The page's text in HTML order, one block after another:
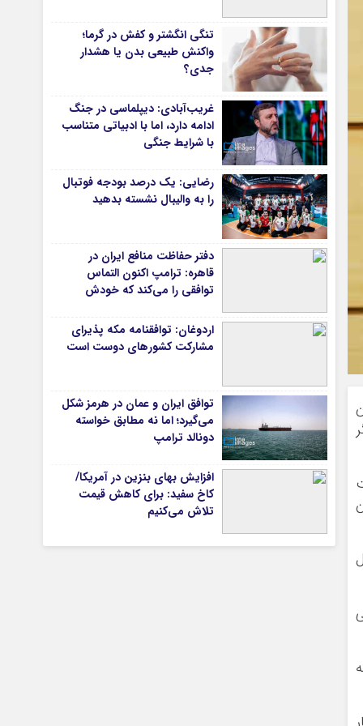
دانشگاه
آموزش و پرورش
بهداشت و درمان
سبک زندگی
حوادث، انتظامی
شهری و رفاهی
شهرداری و شورای شهر
*ماناسپهر
اطلاعیه
پیام تبریک ماناسپهر
پیوندهای سایت
تنگی انگشتر و کفش در گرما؛
واکنش طبیعی بدن یا هشدار
جدی؟
غریب‌آبادی: دیپلماسی در جنگ
ادامه دارد، اما با ادبیاتی متناسب
با شرایط جنگی
رضایی: یک درصد بودجه فوتبال
را به والیبال نشسته بدهید
دفتر حفاظت منافع ایران در
قاهره: ترامپ اکنون التماس
توافقی را می‌کند که خودش
اردوغان: توافقنامه مکه پذیرای
مشارکت کشورهای دوست است
توافق ایران و عمان در هرمز شکل
می‌گیرد؛ اما نه مطابق خواسته
دونالد ترامپ
افزایش بهای بنزین در آمریکا/
کاخ سفید: برای کاهش قیمت
تلاش می‌کنیم